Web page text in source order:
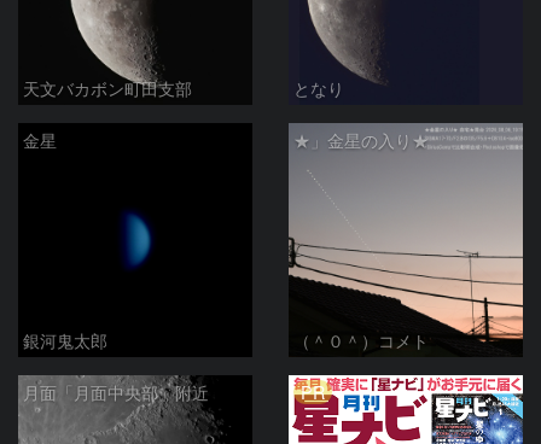
天文バカボン町田支部 となり
金星
銀河鬼太郎
★」金星の入り★
（＾０＾）コメト
月面「月面中央部」附近 PR